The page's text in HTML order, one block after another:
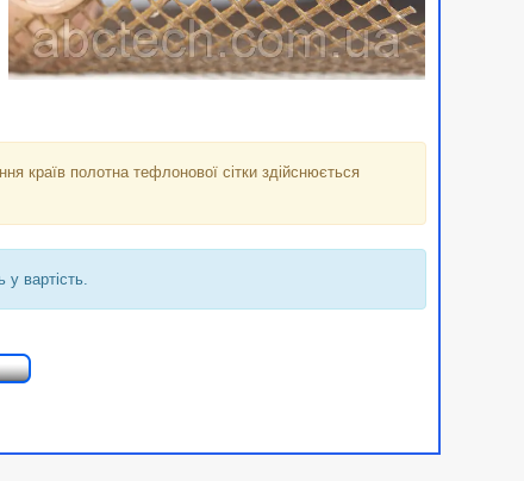
країв полотна тефлонової сітки здійснюється
вартість.